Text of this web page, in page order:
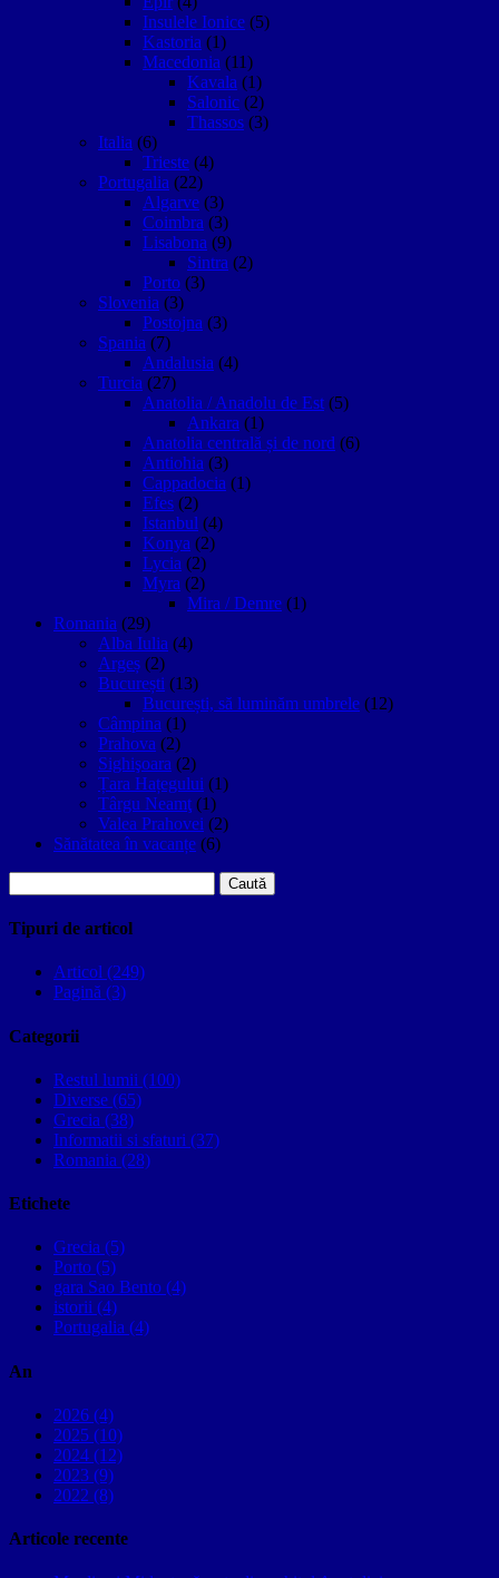
Insulele Ionice (5)
Kastoria (1)
Macedonia (11)
Kavala (1)
Salonic (2)
Thassos (3)
Italia (6)
Trieste (4)
Portugalia (22)
Algarve (3)
Coimbra (3)
Lisabona (9)
Sintra (2)
Porto (3)
Slovenia (3)
Postojna (3)
Spania (7)
Andalusia (4)
Turcia (27)
Anatolia / Anadolu de Est (5)
Ankara (1)
Anatolia centrală și de nord (6)
Antiohia (3)
Cappadocia (1)
Efes (2)
Istanbul (4)
Konya (2)
Lycia (2)
Myra (2)
Mira / Demre (1)
Romania (29)
Alba Iulia (4)
Argeș (2)
București (13)
București, să luminăm umbrele (12)
Câmpina (1)
Prahova (2)
Sighişoara (2)
Țara Hațegului (1)
Târgu Neamţ (1)
Valea Prahovei (2)
Sănătatea în vacanțe (6)
după:
Tipuri de articol
Articol (249)
Pagină (3)
Categorii
Restul lumii (100)
Diverse (65)
Grecia (38)
Informatii si sfaturi (37)
Romania (28)
Etichete
Grecia (5)
Porto (5)
gara Sao Bento (4)
istorii (4)
Portugalia (4)
An
2026 (4)
2025 (10)
2024 (12)
2023 (9)
2022 (8)
Articole recente